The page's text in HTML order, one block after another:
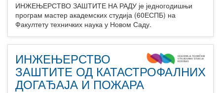
ИНЖЕЊЕРСТВО ЗАШТИТЕ НА РАДУ је једногодишњи
програм мастер академских студија (60ЕСПБ) на
Факултету техничких наука у Новом Саду.
ИНЖЕЊЕРСТВО
ЗАШТИТЕ ОД КАТАСТРОФАЛНИХ
ДОГАЂАЈА И ПОЖАРА